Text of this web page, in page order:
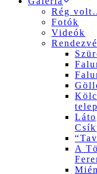
Rég
Fotók
Videók
A